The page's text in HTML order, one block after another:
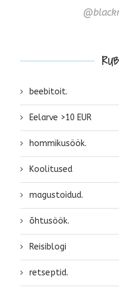
beebitoit.
Eelarve >10 EUR
hommikusöök.
Koolitused
magustoidud.
õhtusöök.
Reisiblogi
retseptid.